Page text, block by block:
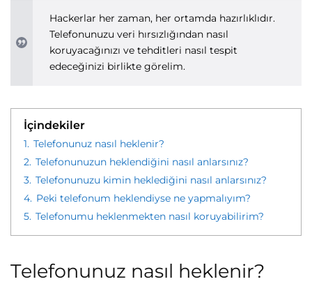
Hackerlar her zaman, her ortamda hazırlıklıdır.
Telefonunuzu veri hırsızlığından nasıl
koruyacağınızı ve tehditleri nasıl tespit
edeceğinizi birlikte görelim.
İçindekiler
1. Telefonunuz nasıl heklenir?
2. Telefonunuzun heklendiğini nasıl anlarsınız?
3. Telefonunuzu kimin heklediğini nasıl anlarsınız?
4. Peki telefonum heklendiyse ne yapmalıyım?
5. Telefonumu heklenmekten nasıl koruyabilirim?
Telefonunuz nasıl heklenir?